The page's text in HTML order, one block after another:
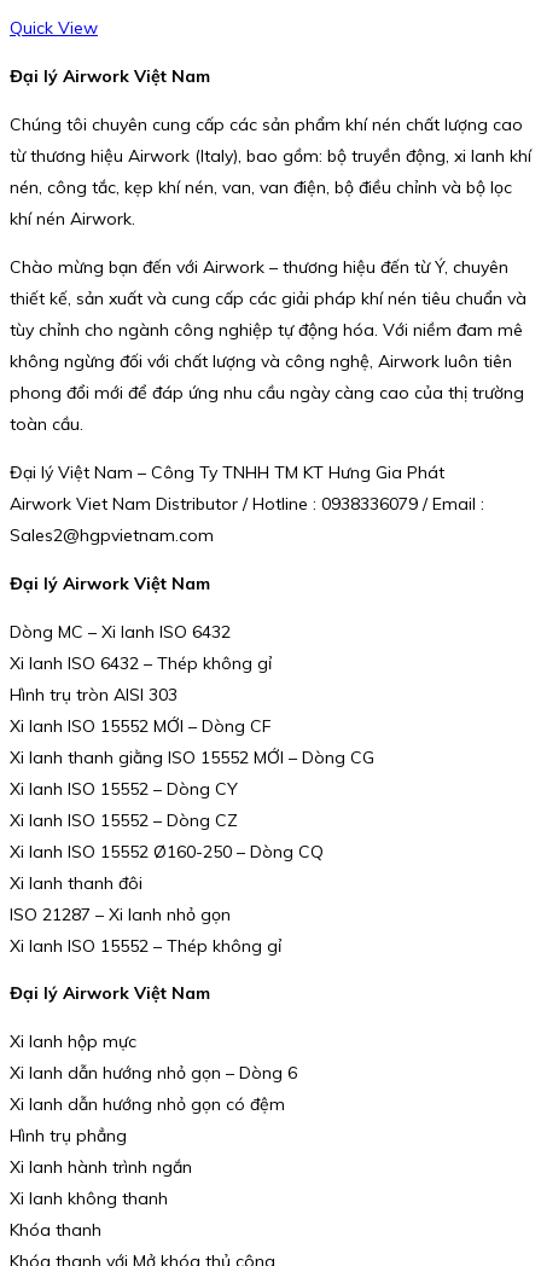
Quick View
Đại lý Airwork Việt Nam
Chúng tôi chuyên cung cấp các sản phẩm khí nén chất lượng cao
từ thương hiệu Airwork (Italy), bao gồm: bộ truyền động, xi lanh khí
nén, công tắc, kẹp khí nén, van, van điện, bộ điều chỉnh và bộ lọc
khí nén Airwork.
Chào mừng bạn đến với Airwork – thương hiệu đến từ Ý, chuyên
thiết kế, sản xuất và cung cấp các giải pháp khí nén tiêu chuẩn và
tùy chỉnh cho ngành công nghiệp tự động hóa. Với niềm đam mê
không ngừng đối với chất lượng và công nghệ, Airwork luôn tiên
phong đổi mới để đáp ứng nhu cầu ngày càng cao của thị trường
toàn cầu.
Đại lý Việt Nam – Công Ty TNHH TM KT Hưng Gia Phát
Airwork Viet Nam Distributor / Hotline : 0938336079 / Email :
Sales2@hgpvietnam.com
Đại lý Airwork Việt Nam
Dòng MC – Xi lanh ISO 6432
Xi lanh ISO 6432 – Thép không gỉ
Hình trụ tròn AISI 303
Xi lanh ISO 15552 MỚI – Dòng CF
Xi lanh thanh giằng ISO 15552 MỚI – Dòng CG
Xi lanh ISO 15552 – Dòng CY
Xi lanh ISO 15552 – Dòng CZ
Xi lanh ISO 15552 Ø160-250 – Dòng CQ
Xi lanh thanh đôi
ISO 21287 – Xi lanh nhỏ gọn
Xi lanh ISO 15552 – Thép không gỉ
Đại lý Airwork Việt Nam
Xi lanh hộp mực
Xi lanh dẫn hướng nhỏ gọn – Dòng 6
Xi lanh dẫn hướng nhỏ gọn có đệm
Hình trụ phẳng
Xi lanh hành trình ngắn
Xi lanh không thanh
Khóa thanh
Khóa thanh với Mở khóa thủ công